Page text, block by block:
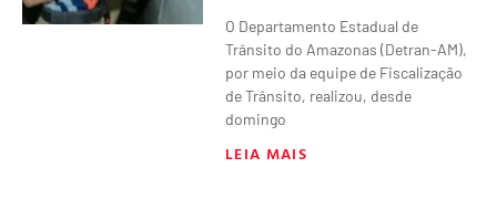
O Departamento Estadual de
Trânsito do Amazonas (Detran-AM),
por meio da equipe de Fiscalização
de Trânsito, realizou, desde
domingo
LEIA MAIS